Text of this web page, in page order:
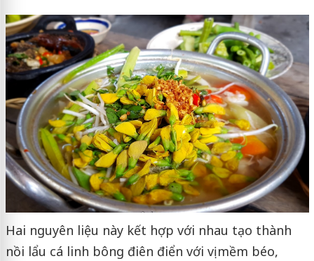
Hai nguyên liệu này kết hợp với nhau tạo thành
nồi lẩu cá linh bông điên điển với vị mềm béo,